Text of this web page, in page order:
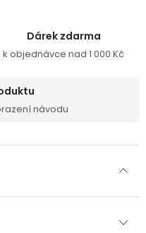
Dárek zdarma
k objednávce nad 1 000 Kč
návodu